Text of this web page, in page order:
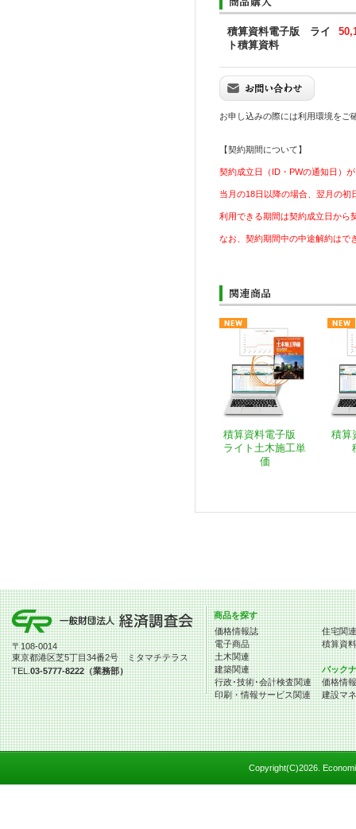
積算資料電子版 ライ
ト積算資料
お申し込みの際には利用環境をご
【契約期間について】
契約成立日（ID・PWの通知日）
当月の18日以降の場合、翌月の
利用できる期間は契約成立日から
なお、契約期間中の中途解約はで
積算資料電子版
ライト土木施工単
価
積
〒108-0014
東京都港区芝5丁目34番2号 ミタマチテラス
TEL.03-5777-8222（業務部）
商品を探す
価格情報誌
電子商品
土木関連
建築関連
行政･技術･会計検査関連
印刷・情報サービス関連
住宅関連
積算資
バック
価格情
建設マ
Copyright(C)2026.